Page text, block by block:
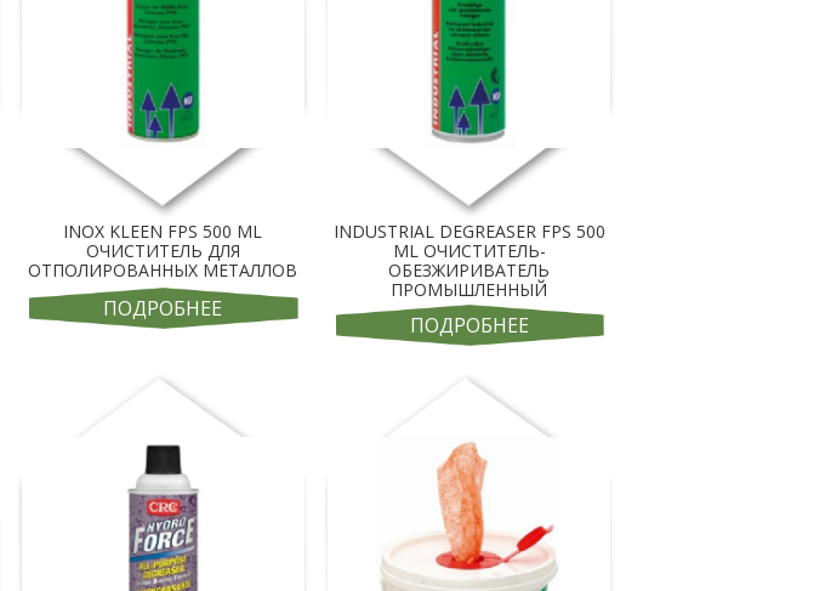
INOX KLEEN FPS 500 ML
ОЧИСТИТЕЛЬ ДЛЯ
ОТПОЛИРОВАННЫХ МЕТАЛЛОВ
ПОДРОБНЕЕ
INDUSTRIAL DEGREASER FPS 500
ML ОЧИСТИТЕЛЬ-
ОБЕЗЖИРИВАТЕЛЬ
ПРОМЫШЛЕННЫЙ
ПОДРОБНЕЕ